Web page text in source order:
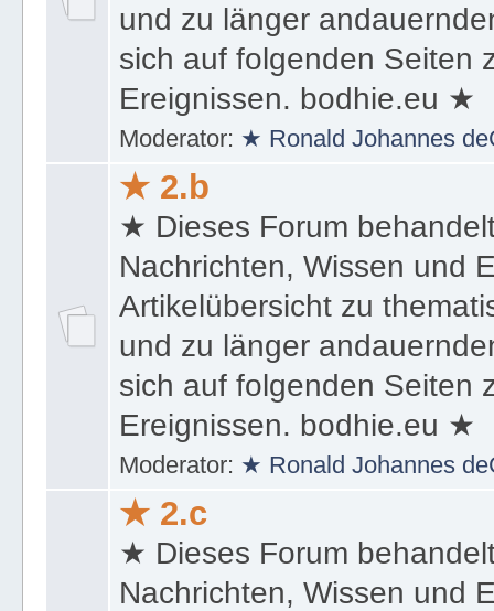
und zu länger
sich auf folgenden Seiten
Ereignissen. bodhie.eu ★
Moderator: ★ Ronald Johannes
★ 2.b
★ Dieses Forum
Nachrichten, Wissen und
Artikelübersicht zu
und zu länger
sich auf folgenden Seiten
Ereignissen. bodhie.eu ★
Moderator: ★ Ronald Johannes
★ 2.c
★ Dieses Forum
Nachrichten, Wissen und